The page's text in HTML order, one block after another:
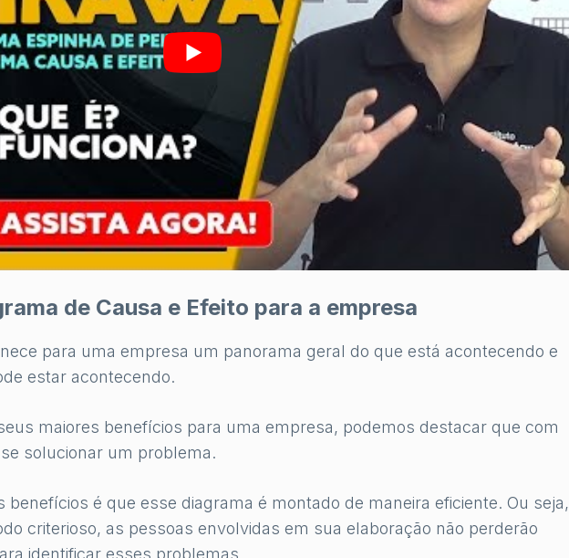
de Causa e Efeito para a empresa
para uma empresa um panorama geral do que está acontecendo e
estar acontecendo.
maiores benefícios para uma empresa, podemos destacar que com
solucionar um problema.
é que esse diagrama é montado de maneira eficiente. Ou seja,
criterioso, as pessoas envolvidas em sua elaboração não perderão
identificar esses problemas.